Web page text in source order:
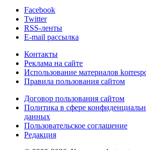
Facebook
Twitter
RSS-ленты
E-mail рассылка
Контакты
Реклама на сайте
Использование материалов
Правила пользования сайтом
Договор пользования сайтом
Политика в сфере
данных
Пользовательское соглашение
Редакция